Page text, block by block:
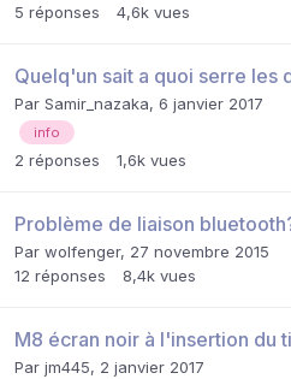
5 réponses 4,6k vues
Quelq'un sait a quoi serre les
Par Samir_nazaka, 6 janvier 2017
info
2 réponses 1,6k vues
Problème de liaison
Par wolfenger, 27 novembre 2015
12 réponses 8,4k vues
M8 écran noir à l'insertion du
Par jm445, 2 janvier 2017